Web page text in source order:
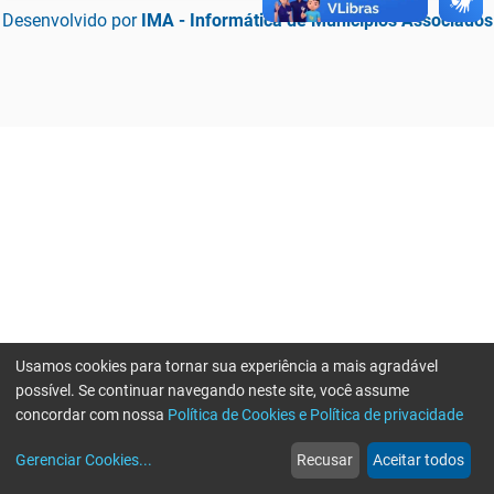
Desenvolvido por IMA - Informática de Municípios Associados
web
Notícias
more_horiz
Mais
Usamos cookies para tornar sua experiência a mais agradável
possível. Se continuar navegando neste site, você assume
concordar com nossa Política de Cookies e Política de privacidade
Gerenciar Cookies... Recusar Aceitar todos
Erro ao enviar informações, por favor tente novamente